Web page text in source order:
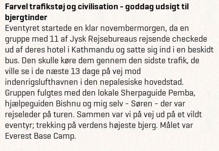
Farvel trafikstøj og civilisation - goddag udsigt til
bjergtinder
Eventyret startede en klar novembermorgen, da en
gruppe med 11 af Jysk Rejsebureaus rejsende checkede
ud af deres hotel i Kathmandu og satte sig ind i en beskidt
bus. Den skulle køre dem gennem den sidste trafik, de
ville se i de næste 13 dage på vej mod
indenrigslufthavnen i den nepalesiske hovedstad.
Gruppen fulgtes med den lokale Sherpaguide Pemba,
hjælpeguiden Bishnu og mig selv - Søren - der var
rejseleder på turen. Sammen var vi på vej ud på et vildt
eventyr; trekking på verdens højeste bjerg. Målet var
Everest Base Camp.